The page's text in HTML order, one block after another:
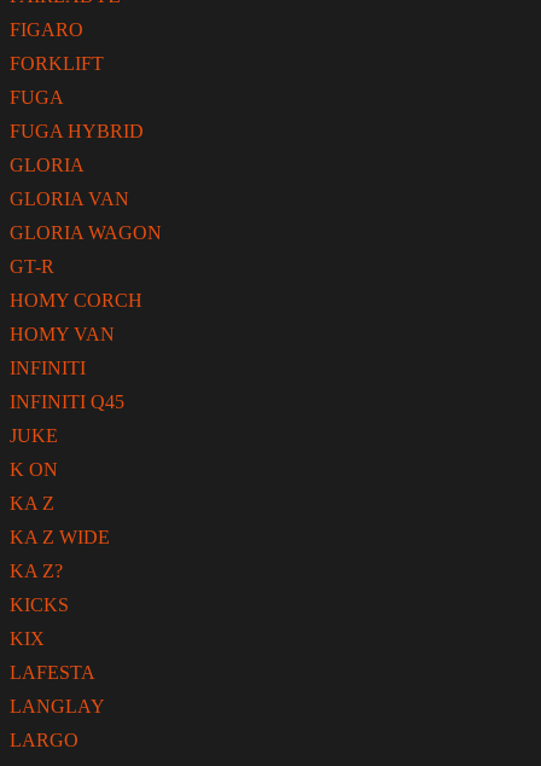
FIGARO
FORKLIFT
FUGA
FUGA HYBRID
GLORIA
GLORIA VAN
GLORIA WAGON
GT-R
HOMY CORCH
HOMY VAN
INFINITI
INFINITI Q45
JUKE
K ON
KA Z
KA Z WIDE
KA Z?
KICKS
KIX
LAFESTA
LANGLAY
LARGO